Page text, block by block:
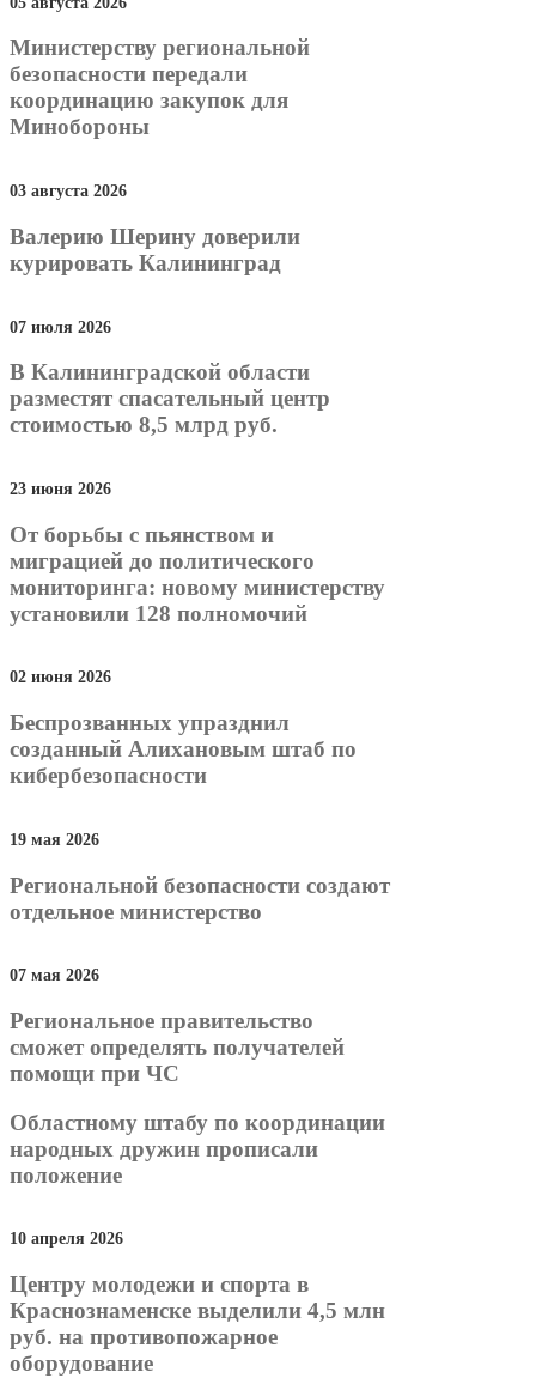
Министерству региональной
безопасности передали
координацию закупок для
Минобороны
03 августа 2026
Валерию Шерину доверили
курировать Калининград
07 июля 2026
В Калининградской области
разместят спасательный центр
стоимостью 8,5 млрд руб.
23 июня 2026
От борьбы с пьянством и
миграцией до политического
мониторинга: новому министерству
установили 128 полномочий
02 июня 2026
Беспрозванных упразднил
созданный Алихановым штаб по
кибербезопасности
19 мая 2026
Региональной безопасности создают
отдельное министерство
07 мая 2026
Региональное правительство
сможет определять получателей
помощи при ЧС
Областному штабу по координации
народных дружин прописали
положение
10 апреля 2026
Центру молодежи и спорта в
Краснознаменске выделили 4,5 млн
руб. на противопожарное
оборудование